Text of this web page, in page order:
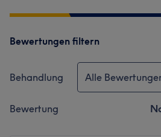
Bewertungen filtern
Behandlung Alle
Bewertung